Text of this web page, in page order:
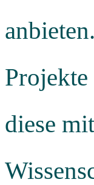
diese